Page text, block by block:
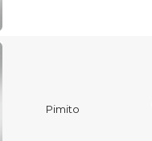
Pimito